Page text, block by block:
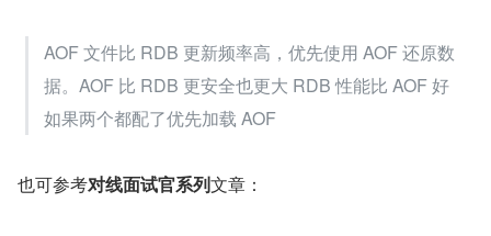
AOF 文件比 RDB 更新频率高，优先使用 AOF 还原数
据。AOF 比 RDB 更安全也更大 RDB 性能比 AOF 好
如果两个都配了优先加载 AOF
也可参考对线面试官系列文章：